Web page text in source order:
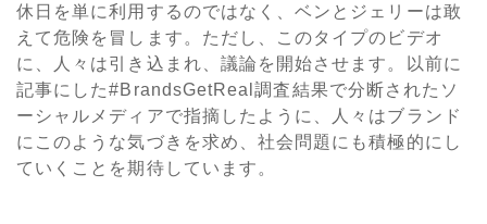
休日を単に利用するのではなく、ベンとジェリーは敢
えて危険を冒します。ただし、このタイプのビデオ
に、人々は引き込まれ、議論を開始させます。以前に
記事にした#BrandsGetReal調査結果で分断されたソ
ーシャルメディアで指摘したように、人々はブランド
にこのような気づきを求め、社会問題にも積極的にし
ていくことを期待しています。